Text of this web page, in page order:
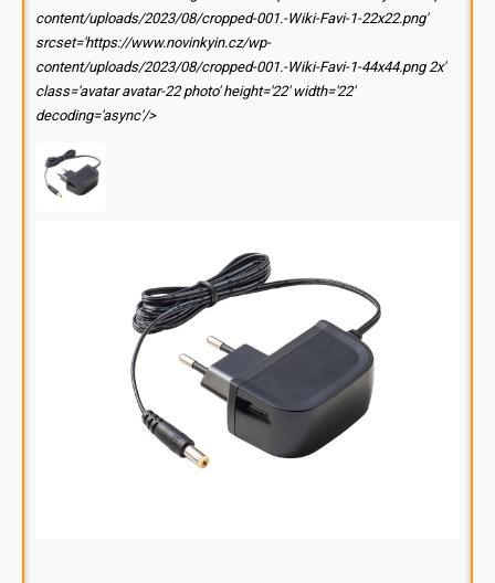
content/uploads/2023/08/cropped-001.-Wiki-Favi-1-22x22.png'
srcset='https://www.novinkyin.cz/wp-
content/uploads/2023/08/cropped-001.-Wiki-Favi-1-44x44.png 2x'
class='avatar avatar-22 photo' height='22' width='22'
decoding='async'/>